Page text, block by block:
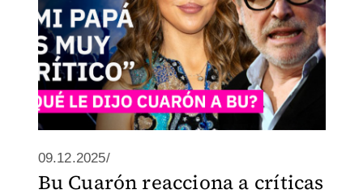
09.12.2025/
Bu Cuarón reacciona a críticas